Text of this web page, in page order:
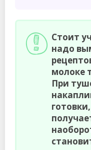
Стоит
надо
молоке
При